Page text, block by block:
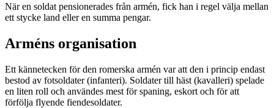
När en soldat pensionerades från armén, fick han i regel välja mellan
ett stycke land eller en summa pengar.
Arméns organisation
Ett kännetecken för den romerska armén var att den i princip endast
bestod av fotsoldater (infanteri). Soldater till häst (kavalleri) spelade
en liten roll och användes mest för spaning, eskort och för att
förfölja flyende fiendesoldater.